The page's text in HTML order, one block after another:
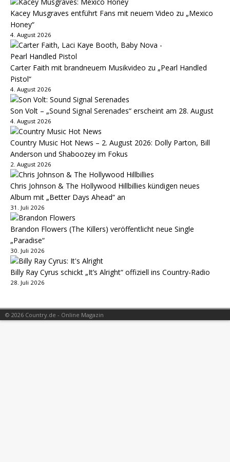
Kacey Musgraves entführt Fans mit neuem Video zu „Mexico
Honey“
4. August 2026
Carter Faith mit brandneuem Musikvideo zu „Pearl Handled
Pistol“
4. August 2026
Son Volt – „Sound Signal Serenades“ erscheint am 28. August
4. August 2026
Country Music Hot News – 2. August 2026: Dolly Parton, Bill
Anderson und Shaboozey im Fokus
2. August 2026
Chris Johnson & The Hollywood Hillbillies kündigen neues
Album mit „Better Days Ahead“ an
31. Juli 2026
Brandon Flowers (The Killers) veröffentlicht neue Single
„Paradise“
30. Juli 2026
Billy Ray Cyrus schickt „It’s Alright“ offiziell ins Country-Radio
28. Juli 2026
© 2026 Country.de - Online Magazin